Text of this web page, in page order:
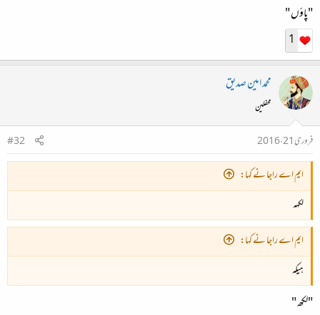
"پاؤں "
1
محمد امین صدیق
محفلین
فروری 21، 2016
#32
ایم اے راجا نے کہا:
لکهہ
ایم اے راجا نے کہا:
ہیکہ
"لکھ "